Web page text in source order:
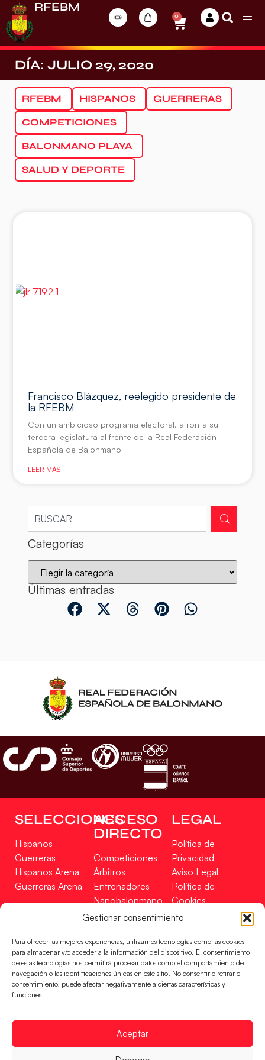
Gestionar consentimiento
Para ofrecer las mejores experiencias, utilizamos tecnologías como las cookies
para almacenar y/o acceder a la información del dispositivo. El consentimiento
de estas tecnologías nos permitirá procesar datos como el comportamiento de
navegación o las identificaciones únicas en este sitio. No consentir o retirar el
consentimiento, puede afectar negativamente a ciertas características y
funciones.
Aceptar
RFEBM
0
DÍA: JULIO 29, 2020
RFEBM HISPANOS GUERRERAS
COMPETICIONES
BALONMANO PLAYA
SALUD Y DEPORTE
Francisco Blázquez, reelegido presidente de
la RFEBM
Con un ambicioso programa electoral, afronta su
tercera legislatura al frente de la Real Federación
Española de Balonmano
LEER MÁS
Categorías
Últimas entradas
SELECCIONES
Hispanos
Guerreras
Hispanos Arena
Guerreras Arena
ACCESO
DIRECTO
Competiciones
Árbitros
Entrenadores
Nanobalonmano
Tienda
LEGAL
Política de
Privacidad
Aviso Legal
Política de
Cookies
Mapa Web
Incidencias
CONTACTO
EN
FINANCIADO
RFEBM © 2024. Todos los derechos reservados –